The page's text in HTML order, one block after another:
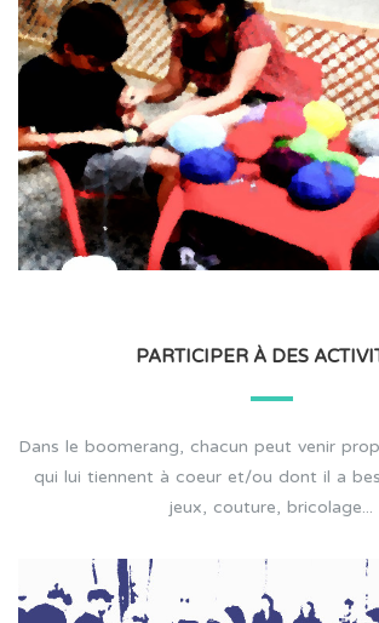
PARTICIPER À DES
Dans le boomerang, chacun peut venir
qui lui tiennent à coeur et/ou dont il a
jeux, couture, bricolage...